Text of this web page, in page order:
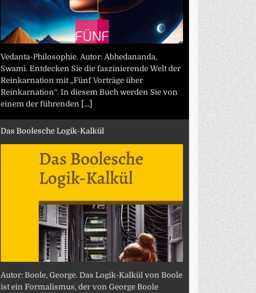
Vedanta-Philosophie. Autor: Abhedananda,
Swami. Entdecken Sie die faszinierende Welt der
Reinkarnation mit „Fünf Vorträge über
Reinkarnation“. In diesem Buch werden Sie von
einem der führenden [...]
Das Boolesche Logik-Kalkül
Autor: Boole, George. Das Logik-Kalkül von Boole
ist ein Formalismus, der von George Boole